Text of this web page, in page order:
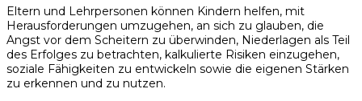
Eltern und Lehrpersonen können Kindern helfen, mit
Herausforderungen umzugehen, an sich zu glauben, die
Angst vor dem Scheitern zu überwinden, Niederlagen als Teil
des Erfolges zu betrachten, kalkulierte Risiken einzugehen,
soziale Fähigkeiten zu entwickeln sowie die eigenen Stärken
zu erkennen und zu nutzen.